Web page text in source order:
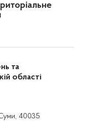
та
області
40035